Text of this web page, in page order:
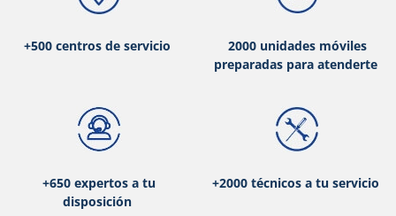
+500 centros de servicio
2000 unidades móviles
preparadas para atenderte
+650 expertos a tu
disposición
+2000 técnicos a tu servicio